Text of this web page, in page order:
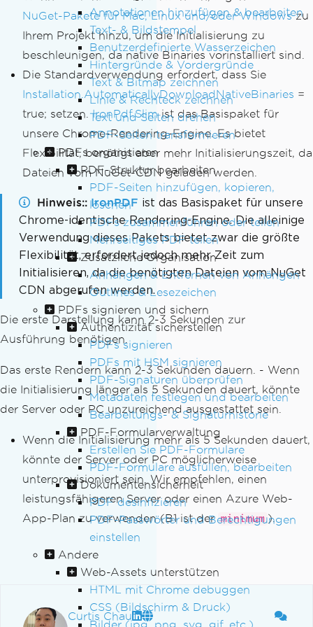
Annotationen hinzufügen & bearbeiten
Text- & Bildstempel
Benutzerdefinierte Wasserzeichen
Hintergründe & Vordergründe
Text & Bitmap zeichnen
Linie & Rechteck zeichnen
Text und Seiten drehen
PDF-Seiten transformieren
PDFs organisieren
PDF-Struktur bearbeiten
PDF-Seiten hinzufügen, kopieren,
löschen
PDFs zusammenführen oder teilen
Mehrseitiges PDF teilen
Zusätzliche Organisation
Anhängen & Entfernen von Anhängen
Outlines & Lesezeichen
PDFs signieren und sichern
Authentizität sicherstellen
PDFs signieren
PDFs mit HSM signieren
PDF-Signaturen überprüfen
Metadaten festlegen und bearbeiten
Bearbeitungs- & Signaturhistorie
PDF-Formularverwaltung
Erstellen Sie PDF-Formulare
PDF-Formulare ausfüllen, bearbeiten
Dokumentensicherheit
PDF desinfizieren
PDF-Passwörter und Berechtigungen
einstellen
Andere
Web-Assets unterstützen
HTML mit Chrome debuggen
CSS (Bildschirm & Druck)
Bilder (jpg, png, svg, gif, etc.)
NuGet-Pakete für Mac, Linux und/oder Windowszu
Ihrem Projekt hinzu, um die Initialisierung zu
beschleunigen, da native Binaries vorinstalliert sind.
Die Standardverwendung erfordert, dass Sie
Installation.AutomaticallyDownloadNativeBinaries =
true; setzen.IronPdf.Slimist das Basispaket für
unsere Chrome-Rendering-Engine. Es bietet
Flexibilität, benötigt aber mehr Initialisierungszeit, da
Dateien vom NuGet-CDN geladen werden.
Hinweis: IronPDF ist das Basispaket für unsere
Chrome-identische Rendering-Engine. Die alleinige
Verwendung dieses Pakets bietet zwar die größte
Flexibilität, erfordert jedoch mehr Zeit zum
Initialisieren, da die benötigten Dateien vom NuGet
CDN abgerufen werden.
Die erste Darstellung kann 2-3 Sekunden zur
Ausführung benötigen.
Das erste Rendern kann 2-3 Sekunden dauern. - Wenn
die Initialisierung länger als 5 Sekunden dauert, könnte
der Server oder PC unzureichend ausgestattet sein.
Wenn die Initialisierung mehr als 5 Sekunden dauert,
könnte der Server oder PC möglicherweise
unterprovisioniert sein. Wir empfehlen, einen
leistungsfähigeren Server oder einen Azure Web-
App-Plan zu verwenden (B1 ist der minimum ).
Curtis Chau